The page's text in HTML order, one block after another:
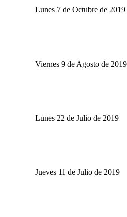
Lunes 7 de Octubre de 2019
Viernes 9 de Agosto de 2019
Lunes 22 de Julio de 2019
Jueves 11 de Julio de 2019